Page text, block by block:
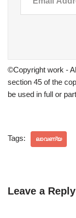
©Copyright work -
section 45 of the
be used in full or
Tags: ലാവണ്യ
Leave a Reply